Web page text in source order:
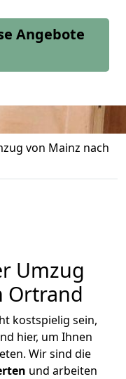
Angebote
von Mainz nach
Umzug
Ortrand
kostspielig sein,
hier, um Ihnen
Wir sind die
und arbeiten